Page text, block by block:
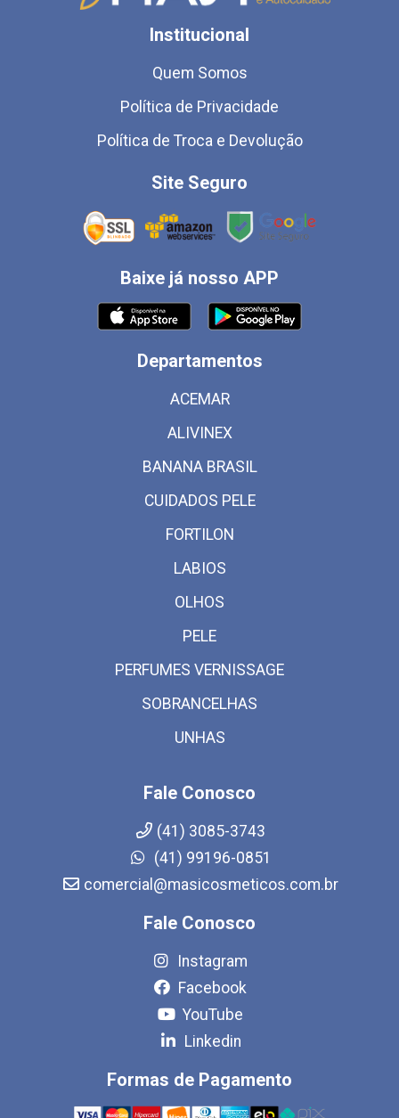
Institucional
Quem Somos
Política de Privacidade
Política de Troca e Devolução
Site Seguro
Baixe já nosso APP
Departamentos
ACEMAR
ALIVINEX
BANANA BRASIL
CUIDADOS PELE
FORTILON
LABIOS
OLHOS
PELE
PERFUMES VERNISSAGE
SOBRANCELHAS
UNHAS
Fale Conosco
(41) 3085-3743
(41) 99196-0851
comercial@masicosmeticos.com.br
Fale Conosco
Instagram
Facebook
YouTube
Linkedin
Formas de Pagamento